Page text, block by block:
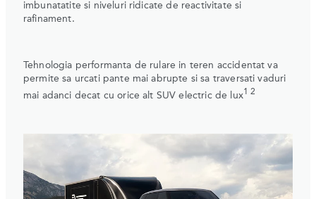
imbunatatite si niveluri ridicate de reactivitate si
rafinament.
Tehnologia performanta de rulare in teren accidentat va
permite sa urcati pante mai abrupte si sa traversati vaduri
mai adanci decat cu orice alt SUV electric de lux1 2